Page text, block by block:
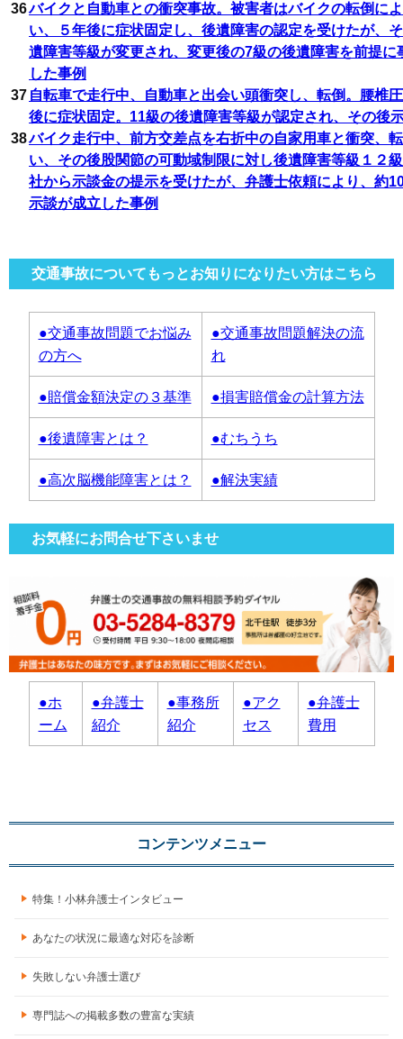
36バイクと自動車との衝突事故。被害者はバイクの転倒に
い、５年後に症状固定し、後遺障害の認定を受けたが、
遺障害等級が変更され、変更後の7級の後遺障害を前提
した事例
37 自転車で走行中、自動車と出会い頭衝突し、転倒。腰椎
後に症状固定。11級の後遺障害等級が認定され、その後
38バイク走行中、前方交差点を右折中の自家用車と衝突、
い、その後股関節の可動域制限に対し後遺障害等級１２
社から示談金の提示を受けたが、弁護士依頼により、約
示談が成立した事例
交通事故についてもっとお知りになりたい方はこちら
●交通事故問題でお悩み
の方へ
●交通事故問題解決の流
れ
●賠償金額決定の３基準 ●損害賠償金の計算方法
●後遺障害とは？ ●むちうち
●高次脳機能障害とは？ ●解決実績
お気軽にお問合せ下さいませ
●ホ
ーム
●弁護士
紹介
●事務所
紹介
●アク
セス
●弁護士
費用
コンテンツメニュー
特集！小林弁護士インタビュー
あなたの状況に最適な対応を診断
失敗しない弁護士選び
専門誌への掲載多数の豊富な実績